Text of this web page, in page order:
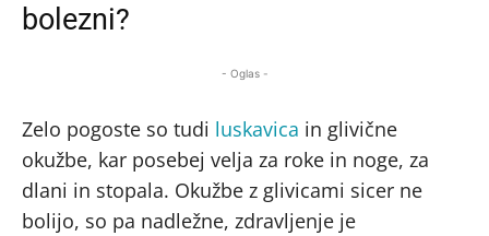
bolezni?
- Oglas -
Zelo pogoste so tudi luskavica in glivične
okužbe, kar posebej velja za roke in noge, za
dlani in stopala. Okužbe z glivicami sicer ne
bolijo, so pa nadležne, zdravljenje je